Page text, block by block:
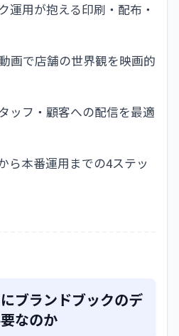
運用が抱える印刷・配布・
画で店舗の世界観を映画的
ッフ・顧客への配信を最適
ら本番運用までの4ステッ
ブランドブックのデ
なのか